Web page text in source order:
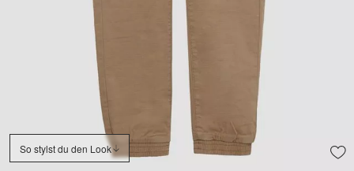
So stylst du den Look